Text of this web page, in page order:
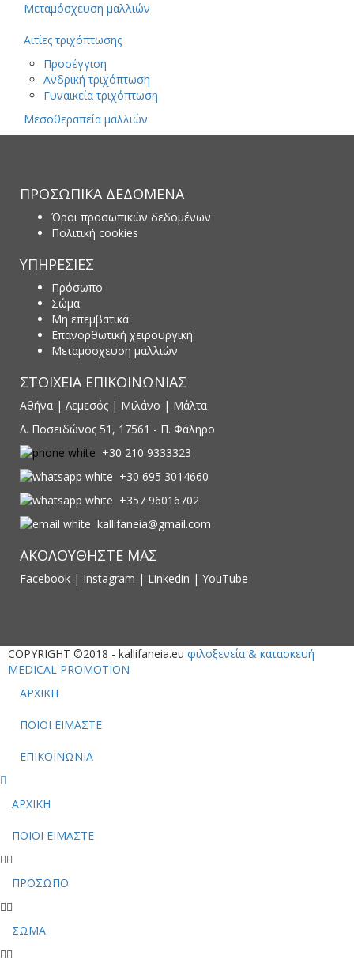
Μεταμόσχευση μαλλιών
Αιτίες τριχόπτωσης
Προσέγγιση
Ανδρική τριχόπτωση
Γυναικεία τριχόπτωση
Μεσοθεραπεία μαλλιών
ΠΡΟΣΩΠΙΚΑ ΔΕΔΟΜΕΝΑ
Όροι προσωπικών δεδομένων
Πολιτική cookies
ΥΠΗΡΕΣΙΕΣ
Πρόσωπο
Σώμα
Μη επεμβατικά
Επανορθωτική χειρουργική
Μεταμόσχευση μαλλιών
ΣΤΟΙΧΕΙΑ ΕΠΙΚΟΙΝΩΝΙΑΣ
Αθήνα | Λεμεσός | Μιλάνο | Μάλτα
Λ. Ποσειδώνος 51, 17561 - Π. Φάληρο
+30 210 9333323
+30 695 3014660
+357 96016702
kallifaneia@gmail.com
ΑΚΟΛΟΥΘΗΣΤΕ ΜΑΣ
Facebook | Instagram | Linkedin | YouTube
COPYRIGHT ©2018 - kallifaneia.eu φιλοξενεία & κατασκευή
MEDICAL PROMOTION
ΑΡΧΙΚΗ
ΠΟΙΟΙ ΕΙΜΑΣΤΕ
ΕΠΙΚΟΙΝΩΝΙΑ
ΑΡΧΙΚΗ
ΠΟΙΟΙ ΕΙΜΑΣΤΕ
ΠΡΟΣΩΠΟ
ΣΩΜΑ